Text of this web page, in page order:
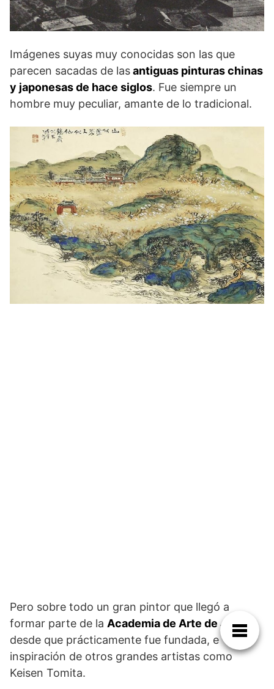
Imágenes suyas muy conocidas son las que
parecen sacadas de lasantiguas pinturas chinas
y japonesas de hace siglos. Fue siempre un
hombre muy peculiar, amante de lo tradicional.
Pero sobre todo un gran pintor que llegó a
formar parte de la Academia de Arte de Japón
desde que prácticamente fue fundada, e
inspiración de otros grandes artistas como
Keisen Tomita.